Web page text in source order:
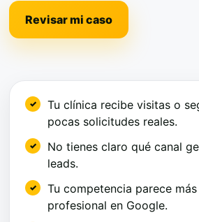
Revisar mi caso
Tu clínica recibe visitas o
pocas solicitudes reales.
No tienes claro qué canal
leads.
Tu competencia parece
profesional en Google.